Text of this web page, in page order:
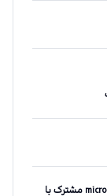
دارد، از نوع microSDXC مشترک با